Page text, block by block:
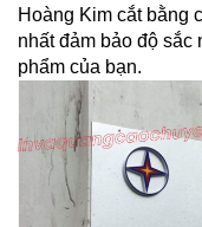
Hoàng Kim cắt bằng
nhất đảm bảo độ sắc
phẩm của bạn.